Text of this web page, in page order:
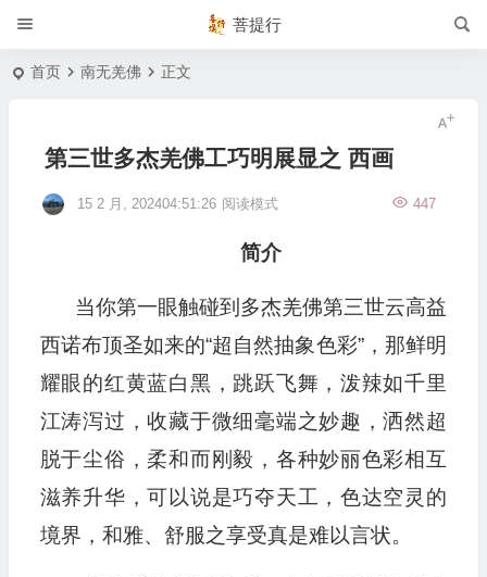
菩提行
首页 南无羌佛 正文
第三世多杰羌佛工巧明展显之 西画
15 2 月, 202404:51:26 447
阅读模式
简介
当你第一眼触碰到多杰羌佛第三世云高益
西诺布顶圣如来的“超自然抽象色彩”，那鲜明
耀眼的红黄蓝白黑，跳跃飞舞，泼辣如千里
江涛泻过，收藏于微细毫端之妙趣，洒然超
脱于尘俗，柔和而刚毅，各种妙丽色彩相互
滋养升华，可以说是巧夺天工，色达空灵的
境界，和雅、舒服之享受真是难以言状。